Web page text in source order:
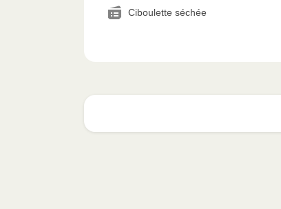
Ciboulette séchée
Voici quoi faire :